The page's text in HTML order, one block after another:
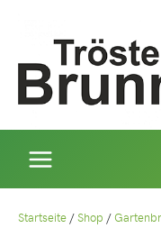
Startseite /Shop /